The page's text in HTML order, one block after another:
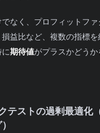
でなく、プロフィットファ
益比など、複数の指標
期待値がプラスかどう
テストの過剰最適化